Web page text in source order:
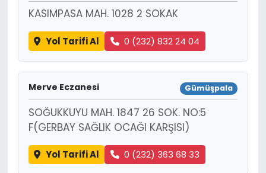
KASIMPASA MAH. 1028 2 SOKAK
Yol Tarifi Al 0 (232) 832 24 04
Merve Eczanesi Gümüşpala
SOĞUKKUYU MAH. 1847 26 SOK. NO:5
F(GERBAY SAĞLIK OCAĞI KARŞISI)
Yol Tarifi Al 0 (232) 363 68 33